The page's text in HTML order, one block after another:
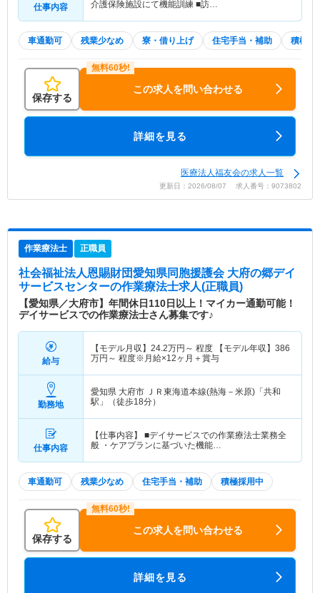
仕事内容
介護保険施設にて機能訓練 ■訪…
車通勤可 残業少なめ 寮・借り上げ 住宅手当・補助 積極採
保存する
この求人を問い合わせる
詳細を見る
医療法人福友会の求人一覧
更新日：2026/08/07 求人番号：9073802
作業療法士 正職員
社会福祉法人恩賜財団愛知県同胞援護会 大府の郷デイ
サービスセンターの作業療法士求人(正職員)
【愛知県／大府市】年間休日110日以上！マイカー通勤可能！
デイサービスでの作業療法士さん募集です♪
給与
【モデル月収】 24.2万円～ 程度 【モデル年収】 386
万円～ 程度※月給×12ヶ月＋賞与
勤務地
愛知県 大府市 ＪＲ東海道本線(熱海－米原)「共和
駅」（徒歩18分）
仕事内容
【仕事内容】 ■デイサービスでの作業療法士業務全
般 ・ケアプランに基づいた機能…
車通勤可 残業少なめ 住宅手当・補助 積極採用中
保存する
この求人を問い合わせる
詳細を見る